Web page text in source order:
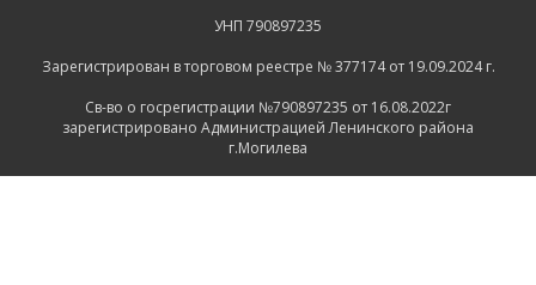
УНП 790897235
Зарегистрирован в торговом реестре № 377174 от 19.09.2024 г.
Св-во о госрегистрации №790897235 от 16.08.2022г
зарегистрировано Администрацией Ленинского района
г.Могилева